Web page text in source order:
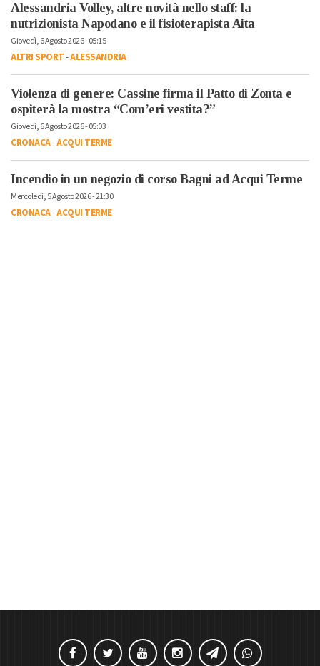
Alessandria Volley, altre novità nello staff: la
nutrizionista Napodano e il fisioterapista Aita
Giovedì, 6 Agosto 2026 - 05:15
ALTRI SPORT-ALESSANDRIA
Violenza di genere: Cassine firma il Patto di Zonta e
ospiterà la mostra “Com’eri vestita?”
Giovedì, 6 Agosto 2026 - 05:03
CRONACA-ACQUI TERME
Incendio in un negozio di corso Bagni ad Acqui Terme
Mercoledì, 5 Agosto 2026 - 21:30
CRONACA-ACQUI TERME